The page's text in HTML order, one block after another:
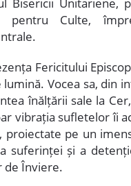
pentru Culte,
Fericitului
Vocea sa, din
înălțării sale la
vibrația sufletelor îi
pe un
suferinței și a
de Înviere.